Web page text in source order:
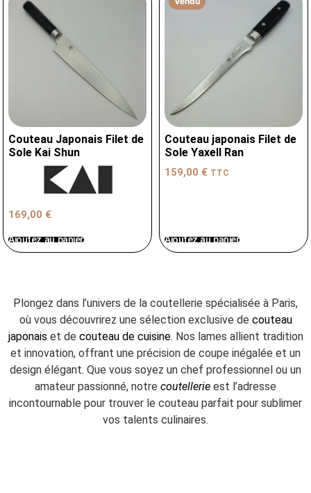
Couteau Japonais Filet de
Sole Kai Shun
169,00 €
Ajoutez au panier
Couteau japonais Filet de
Sole Yaxell Ran
159,00 € TTC
Ajoutez au panier
Plongez dans l’univers de la coutellerie spécialisée à Paris,
où vous découvrirez une sélection exclusive de couteau
japonais et de couteau de cuisine. Nos lames allient tradition
et innovation, offrant une précision de coupe inégalée et un
design élégant. Que vous soyez un chef professionnel ou un
amateur passionné, notre coutellerie est l’adresse
incontournable pour trouver le couteau parfait pour sublimer
vos talents culinaires.